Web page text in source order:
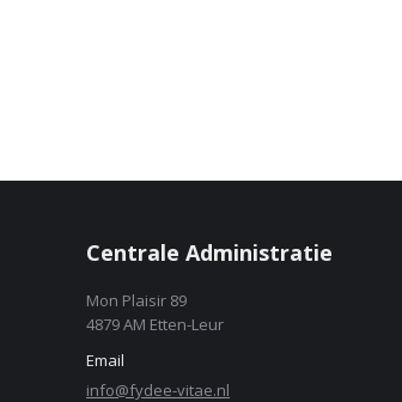
Centrale Administratie
Mon Plaisir 89
4879 AM Etten-Leur
Email
info@fydee-vitae.nl